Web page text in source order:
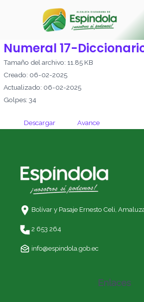
Numeral 17-
Tamaño del archivo: 11.85 KB
Creado: 06-02-2025
Actualizado: 06-02-2025
Golpes: 34
Descargar Avance
Bolívar y Pasaje Ernesto Celi,
2 653 264
info@espindola.gob.ec
Enlaces